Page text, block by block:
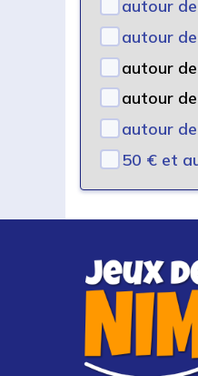
autour
autour
autour
autour
autour
50 € et